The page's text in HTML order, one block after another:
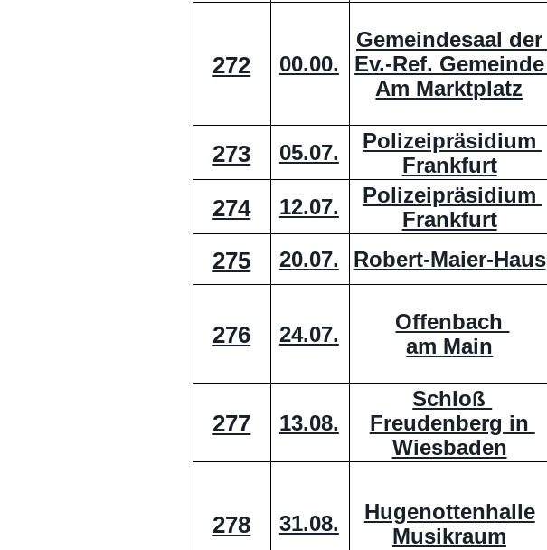
272 00.00.
Gemeindesaal der
Ev.-Ref. Gemeinde
Am Marktplatz
273 05.07.
Polizeipräsidium
Frankfurt
274 12.07.
Polizeipräsidium
Frankfurt
275 20.07. Robert-Maier-Haus
276 24.07.
Offenbach
am Main
277 13.08.
Schloß
Freudenberg in
Wiesbaden
278 31.08.
Hugenottenhalle
Musikraum